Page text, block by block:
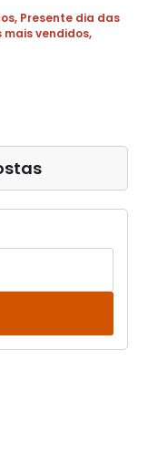
, Presente dia das
mais vendidos,